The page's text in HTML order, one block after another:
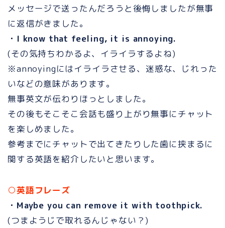
メッセージで送ったんだろうと後悔しましたが無事
に返信がきました。
・I know that feeling, it is annoying.
(その気持ちわかるよ、イライラするよね)
※annoyingにはイライラさせる、迷惑な、じれった
いなどの意味があります。
無事英文が伝わりほっとしました。
その後もそこそこ会話も盛り上がり無事にチャット
を楽しめました。
参考までにチャットで出てきたりした歯に挟まるに
関する英語を紹介したいと思います。
○英語フレーズ
・Maybe you can remove it with toothpick.
(つまようじで取れるんじゃない？)